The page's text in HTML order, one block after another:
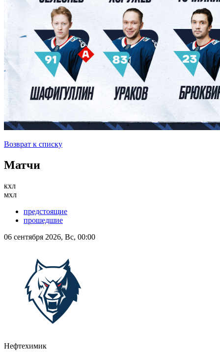
Возврат к списку
Матчи
кхл
мхл
предстоящие
прошедшие
06 сентября 2026, Вс, 00:00
Нефтехимик